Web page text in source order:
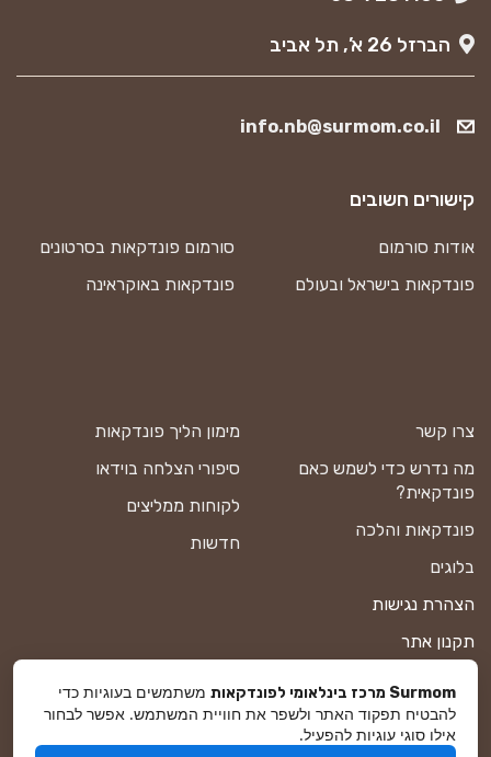
הברזל 26 א’, תל אביב
info.nb@surmom.co.il
צרו קשר
מה נדרש כדי לשמש כאם
פונדקאית?
פונדקאות והלכה
בלוגים
הצהרת נגישות
תקנון אתר
מפת אתר
מימון הליך פונדקאות
סיפורי הצלחה בוידאו
לקוחות ממליצים
חדשות
קישורים חשובים
אודות סורמום
סורמום פונדקאות בסרטונים
פונדקאות בישראל ובעולם
פונדקאות באוקראינה
Surmom מרכז בינלאומי לפונדקאות
משתמשים בעוגיות כדי
להבטיח תפקוד האתר ולשפר את חוויית המשתמש. אפשר לבחור
אילו סוגי עוגיות להפעיל.